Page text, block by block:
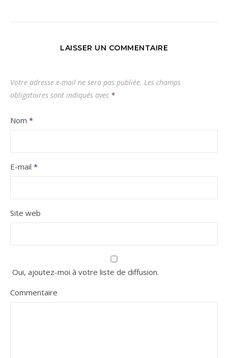
LAISSER UN COMMENTAIRE
Votre adresse e-mail ne sera pas publiée. Les champs
obligatoires sont indiqués avec *
Nom *
E-mail *
Site web
Oui, ajoutez-moi à votre liste de diffusion.
Commentaire